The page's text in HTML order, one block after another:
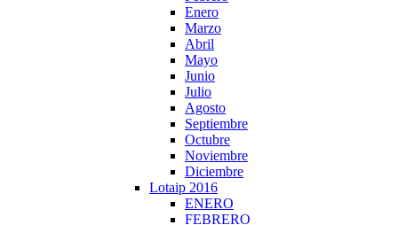
Enero
Marzo
Abril
Mayo
Junio
Julio
Agosto
Septiembre
Octubre
Noviembre
Diciembre
Lotaip 2016
ENERO
FEBRERO